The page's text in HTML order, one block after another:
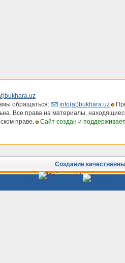
обращаться:
info(at)bukhara.uz
Все права на материалы,
праве.
Сайт создан и
Создание
Сайты
Узбекистана